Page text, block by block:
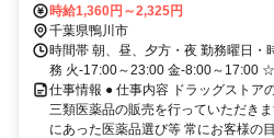
時給1,360円～2,325円
千葉県鴨川市
時間帯 朝、昼、夕方・夜 勤務曜日
務 火-17:00～23:00 金-8:00～17:00
仕事情報 ● 仕事内容 ドラッグストア
三類医薬品の販売を行っていただき
にあった医薬品選び等 常にお客様の